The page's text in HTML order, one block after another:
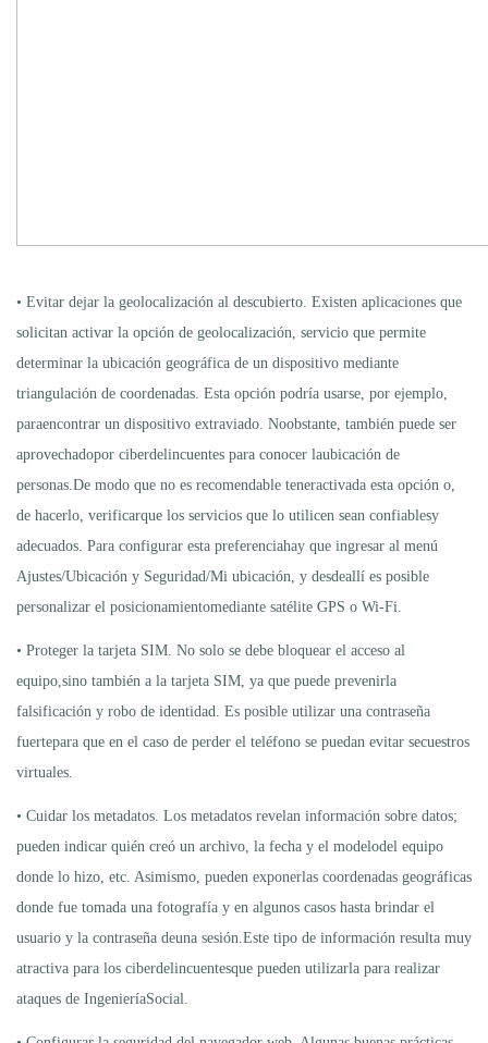
• Evitar dejar la geolocalización al descubierto. Existen aplicaciones que
solicitan activar la opción de geolocalización, servicio que permite
determinar la ubicación geográfica de un dispositivo mediante
triangulación de coordenadas. Esta opción podría usarse, por ejemplo,
paraencontrar un dispositivo extraviado. Noobstante, también puede ser
aprovechadopor ciberdelincuentes para conocer laubicación de
personas.De modo que no es recomendable teneractivada esta opción o,
de hacerlo, verificarque los servicios que lo utilicen sean confiablesy
adecuados. Para configurar esta preferenciahay que ingresar al menú
Ajustes/Ubicación y Seguridad/Mi ubicación, y desdeallí es posible
personalizar el posicionamientomediante satélite GPS o Wi-Fi.
• Proteger la tarjeta SIM. No solo se debe bloquear el acceso al
equipo,sino también a la tarjeta SIM, ya que puede prevenirla
falsificación y robo de identidad. Es posible utilizar una contraseña
fuertepara que en el caso de perder el teléfono se puedan evitar secuestros
virtuales.
• Cuidar los metadatos. Los metadatos revelan información sobre datos;
pueden indicar quién creó un archivo, la fecha y el modelodel equipo
donde lo hizo, etc. Asimismo, pueden exponerlas coordenadas geográficas
donde fue tomada una fotografía y en algunos casos hasta brindar el
usuario y la contraseña deuna sesión.Este tipo de información resulta muy
atractiva para los ciberdelincuentesque pueden utilizarla para realizar
ataques de IngenieríaSocial.